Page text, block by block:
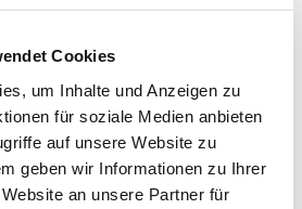
Cookies
um Inhalte und Anzeigen zu
für soziale Medien anbieten
auf unsere Website zu
geben wir Informationen zu Ihrer
an unsere Partner für
unternehmen
drucke